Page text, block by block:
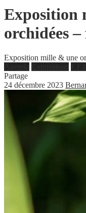
Exposition
orchidées
Exposition mille & une
Partage
24 décembre 2023